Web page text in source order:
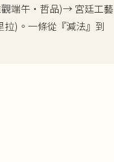
端午・哲品)→ 宮廷工藝
)。一條從『減法』到